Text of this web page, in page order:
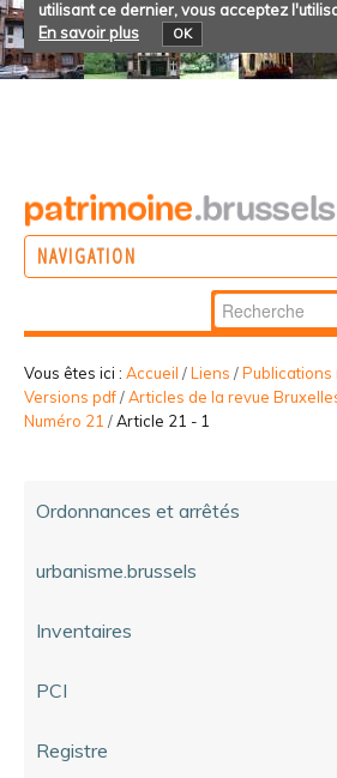
utilisant ce dernier, vous acceptez
En savoir plus
OK
NAVIGATION
PARTICIPER
Chercher par
Recherche
avancée…
Vous êtes ici : Accueil /Liens /Publications
Versions pdf/Articles de la revue
Numéro 21 /Article 21 - 1
Ordonnances et arrêtés
urbanisme.brussels
Inventaires
PCI
Registre